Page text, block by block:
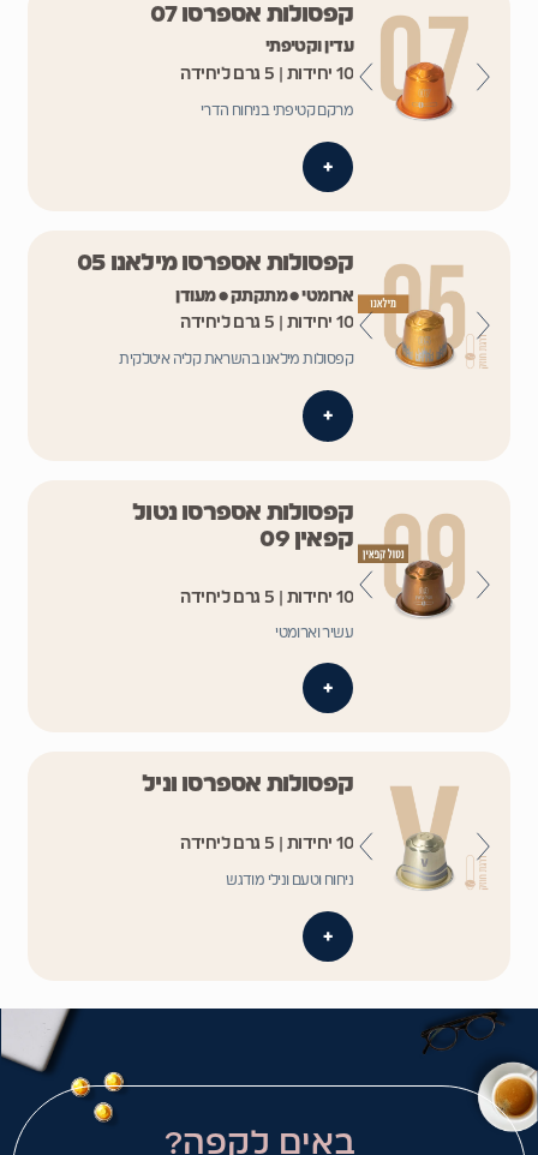
קפסולות אספרסו 07
עדין וקטיפתי
10 יחידות | 5 גרם ליחידה
מרקם קטיפתי בניחוח הדרי
+
קפסולות אספרסו מילאנו 05
ארומטי • מתקתק • מעודן
10 יחידות | 5 גרם ליחידה
קפסולות מילאנו בהשראת קליה איטלקית
+
קפסולות אספרסו נטול
קפאין 09
10 יחידות | 5 גרם ליחידה
עשיר וארומטי
+
קפסולות אספרסו וניל
10 יחידות | 5 גרם ליחידה
ניחוח וטעם ונילי מודגש
+
באים לקפה?